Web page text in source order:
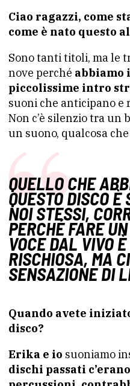
Ciao ragazzi, come
come è nato questo
Sono tanti titoli, ma le
nove perché abbiamo
piccolissime intro
suoni che anticipano e
Non c’è silenzio tra un
un suono, qualcosa
QUELLO CHE
QUESTO DISCO
NOI STESSI,
PERCHÉ FARE
VOCE DAL VIVO
RISCHIOSA, MA
SENSAZIONE DI
Quando avete
disco?
Erika e io suoniamo
dischi passati